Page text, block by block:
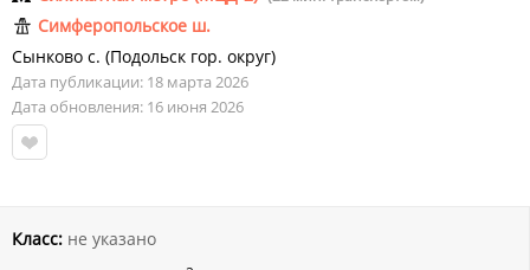
Симферопольское ш.
Сынково с. (Подольск гор. округ)
Дата публикации: 18 марта 2026
Дата обновления: 16 июня 2026
Класс: не указано